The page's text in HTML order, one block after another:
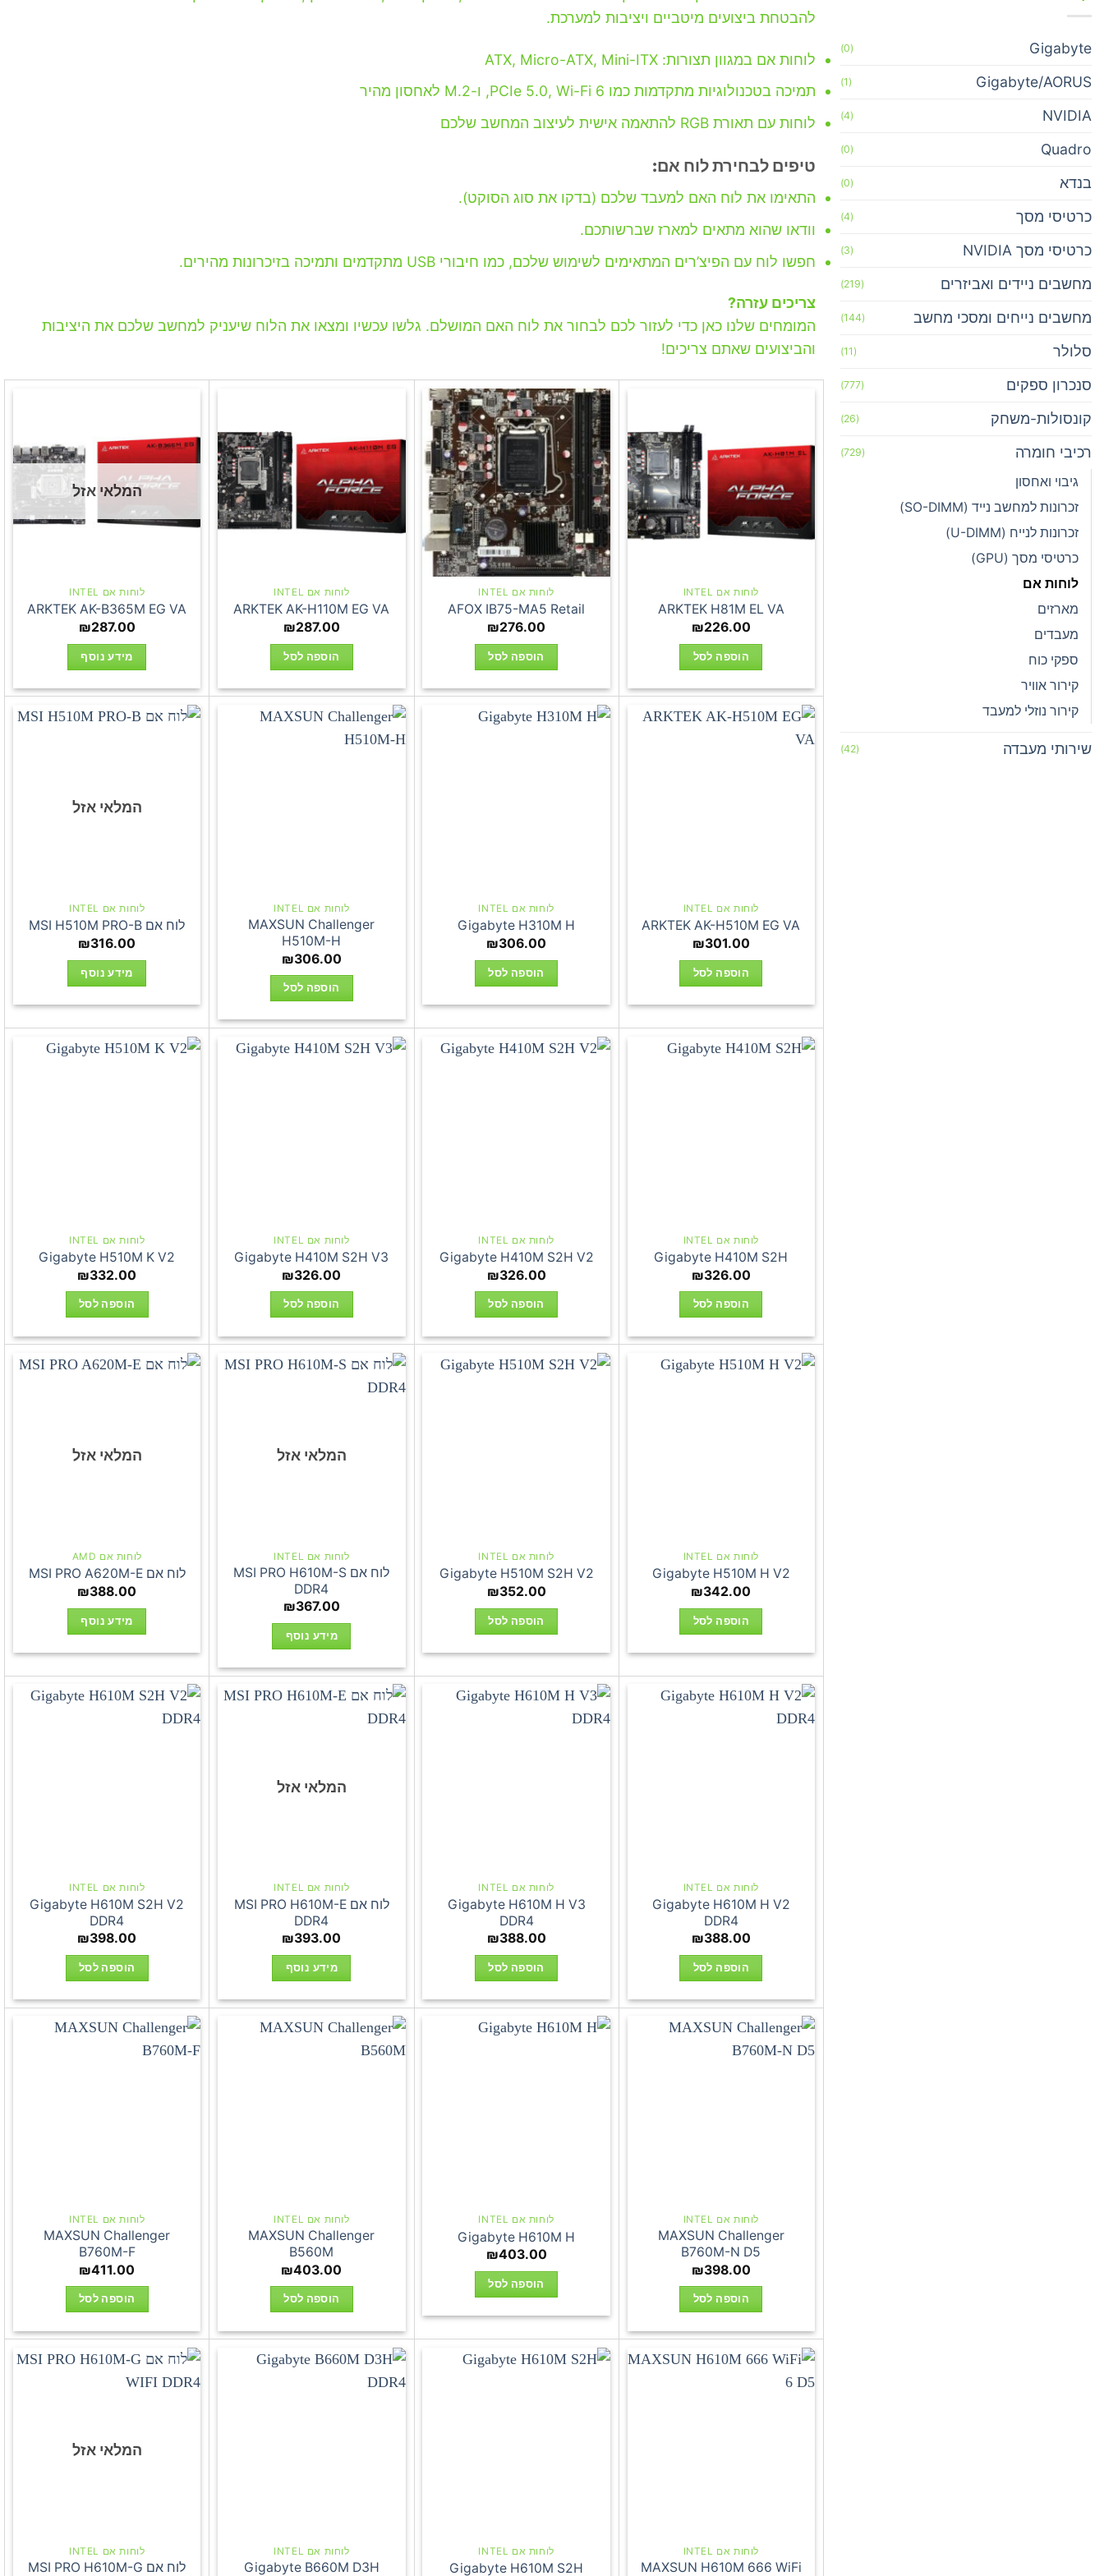
Gigabyte
(0)
Gigabyte/AORUS
(1)
NVIDIA
(4)
Quadro
(0)
בנדא (0)
כרטיסי מסך (4)
כרטיסי מסך NVIDIA (3)
מחשבים ניידים ואביזרים (219)
מחשבים נייחים ומסכי מחשב (144)
סלולר (11)
סנכרון ספקים (777)
קונסולות-משחק (26)
רכיבי חומרה (729)
גיבוי ואחסון
זכרונות למחשב נייד (SO-DIMM)
זכרונות לנייח (U-DIMM)
כרטיסי מסך (GPU)
לוחות אם
מארזים
מעבדים
ספקי כוח
קירור אוויר
קירור נוזלי למעבד
שירותי מעבדה (42)
להבטחת ביצועים מיטביים ויציבות למערכת.
לוחות אם במגוון תצורות: ATX, Micro-ATX, Mini-ITX
תמיכה בטכנולוגיות מתקדמות כמו PCIe 5.0, Wi-Fi 6, ו-M.2 לאחסון מהיר
לוחות עם תאורת RGB להתאמה אישית לעיצוב המחשב שלכם
טיפים לבחירת לוח אם:
התאימו את לוח האם למעבד שלכם (בדקו את סוג הסוקט).
וודאו שהוא מתאים למארז שברשותכם.
חפשו לוח עם הפיצ’רים המתאימים לשימוש שלכם, כמו חיבורי USB מתקדמים ותמיכה בזיכרונות מהירים.
צריכים עזרה?
המומחים שלנו כאן כדי לעזור לכם לבחור את לוח האם המושלם. גלשו עכשיו ומצאו את הלוח שיעניק למחשב שלכם את היציבות
והביצועים שאתם צריכים!
לוחות אם INTEL
ARKTEK H81M EL VA
₪226.00
הוספה לסל
לוחות אם INTEL
AFOX IB75-MA5 Retail
₪276.00
הוספה לסל
לוחות אם INTEL
ARKTEK AK-H110M EG VA
₪287.00
הוספה לסל
המלאי אזל
לוחות אם INTEL
ARKTEK AK-B365M EG VA
₪287.00
מידע נוסף
לוחות אם INTEL
ARKTEK AK-H510M EG VA
₪301.00
הוספה לסל
לוחות אם INTEL
Gigabyte H310M H
₪306.00
הוספה לסל
לוחות אם INTEL
MAXSUN Challenger
H510M-H
₪306.00
הוספה לסל
המלאי אזל
לוחות אם INTEL
לוח אם MSI H510M PRO-B
₪316.00
מידע נוסף
לוחות אם INTEL
Gigabyte H410M S2H
₪326.00
הוספה לסל
לוחות אם INTEL
Gigabyte H410M S2H V2
₪326.00
הוספה לסל
לוחות אם INTEL
Gigabyte H410M S2H V3
₪326.00
הוספה לסל
לוחות אם INTEL
Gigabyte H510M K V2
₪332.00
הוספה לסל
לוחות אם INTEL
Gigabyte H510M H V2
₪342.00
הוספה לסל
לוחות אם INTEL
Gigabyte H510M S2H V2
₪352.00
הוספה לסל
המלאי אזל
לוחות אם INTEL
לוח אם MSI PRO H610M-S
DDR4
₪367.00
מידע נוסף
המלאי אזל
לוחות אם AMD
לוח אם MSI PRO A620M-E
₪388.00
מידע נוסף
לוחות אם INTEL
Gigabyte H610M H V2
DDR4
₪388.00
הוספה לסל
לוחות אם INTEL
Gigabyte H610M H V3
DDR4
₪388.00
הוספה לסל
המלאי אזל
לוחות אם INTEL
לוח אם MSI PRO H610M-E
DDR4
₪393.00
מידע נוסף
לוחות אם INTEL
Gigabyte H610M S2H V2
DDR4
₪398.00
הוספה לסל
לוחות אם INTEL
MAXSUN Challenger
B760M-N D5
₪398.00
הוספה לסל
לוחות אם INTEL
Gigabyte H610M H
₪403.00
הוספה לסל
לוחות אם INTEL
MAXSUN Challenger
B560M
₪403.00
הוספה לסל
לוחות אם INTEL
MAXSUN Challenger
B760M-F
₪411.00
הוספה לסל
לוחות אם INTEL
MAXSUN H610M 666 WiFi
לוחות אם INTEL
Gigabyte H610M S2H
לוחות אם INTEL
Gigabyte B660M D3H
המלאי אזל
לוחות אם INTEL
לוח אם MSI PRO H610M-G